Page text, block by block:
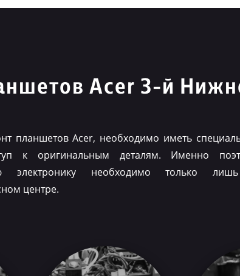
Acer 3-й
планшетов Acer, необходимо иметь
к оригинальным деталям. Именно
электронику необходимо только
центре.